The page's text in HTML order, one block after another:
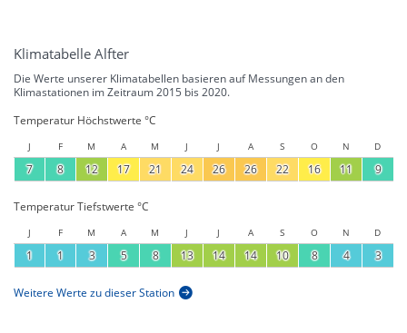
Klimatabelle Alfter
Die Werte unserer Klimatabellen basieren auf Messungen an den
Klimastationen im Zeitraum 2015 bis 2020.
Temperatur Höchstwerte °C
J F M A M J J A S O N D
7 8 12 17 21 24 26 26 22 16 11 9
Temperatur Tiefstwerte °C
J F M A M J J A S O N D
1 1 3 5 8 13 14 14 10 8 4 3
Weitere Werte zu dieser Station